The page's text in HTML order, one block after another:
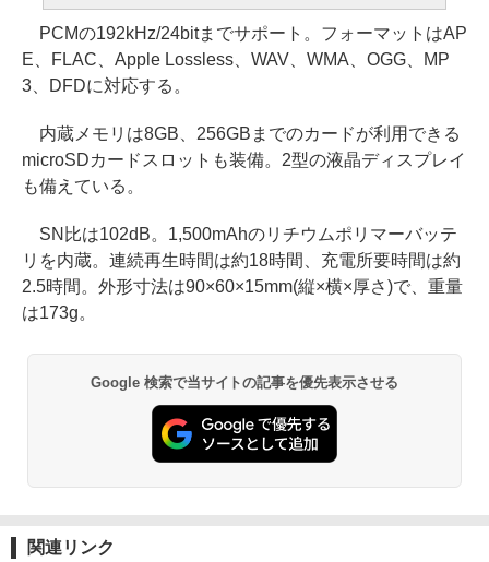
PCMの192kHz/24bitまでサポート。フォーマットはAP
E、FLAC、Apple Lossless、WAV、WMA、OGG、MP
3、DFDに対応する。
内蔵メモリは8GB、256GBまでのカードが利用できる
microSDカードスロットも装備。2型の液晶ディスプレイ
も備えている。
SN比は102dB。1,500mAhのリチウムポリマーバッテ
リを内蔵。連続再生時間は約18時間、充電所要時間は約
2.5時間。外形寸法は90×60×15mm(縦×横×厚さ)で、重量
は173g。
Google 検索で当サイトの記事を優先表示させる
関連リンク